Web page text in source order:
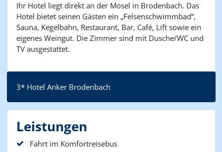
Ihr Hotel liegt direkt an der Mosel in Brodenbach. Das
Hotel bietet seinen Gästen ein „Felsenschwimmbad“,
Sauna, Kegelbahn, Restaurant, Bar, Café, Lift sowie ein
eigenes Weingut. Die Zimmer sind mit Dusche/WC und
TV ausgestattet.
3* Hotel Anker Brodenbach
Leistungen
Fahrt im Komfortreisebus